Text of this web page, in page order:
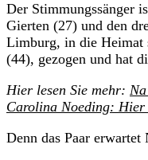
Der Stimmungssänger
Gierten (27) und den
Limburg, in die Heimat
(44), gezogen und hat
Hier lesen Sie mehr:
Carolina Noeding: Hier
Denn das Paar erwartet